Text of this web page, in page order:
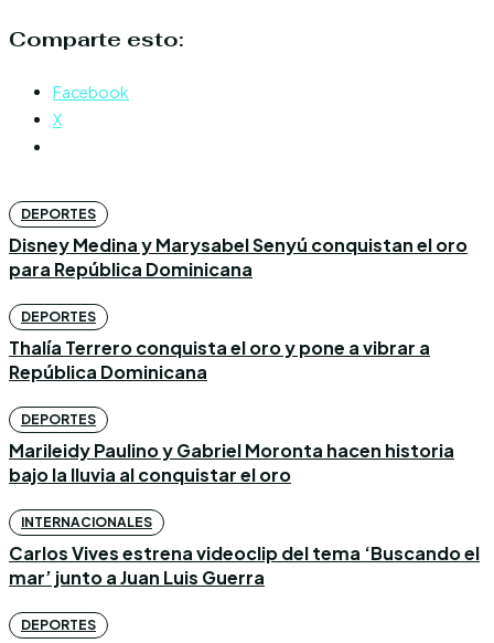
Comparte esto:
Facebook
X
DEPORTES
Disney Medina y Marysabel Senyú conquistan el oro
para República Dominicana
DEPORTES
Thalía Terrero conquista el oro y pone a vibrar a
República Dominicana
DEPORTES
Marileidy Paulino y Gabriel Moronta hacen historia
bajo la lluvia al conquistar el oro
INTERNACIONALES
Carlos Vives estrena videoclip del tema ‘Buscando el
mar’ junto a Juan Luis Guerra
DEPORTES